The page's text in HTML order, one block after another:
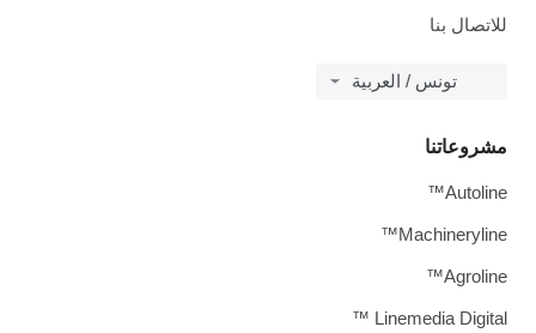
للاتصال بنا
تونس / العربية
مشروعاتنا
Autoline™
Machineryline™
Agroline™
Linemedia Digital ™